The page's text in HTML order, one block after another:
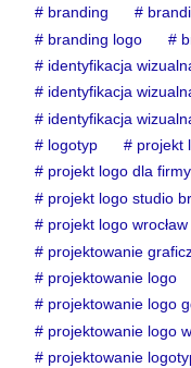
#branding #
#branding logo #
#identyfikacja
#identyfikacja
#identyfikacja
#logotyp #projekt
#projekt logo dla firmy
#projekt logo studio
#projekt logo wrocław
#projektowanie
#projektowanie logo
#projektowanie logo
#projektowanie logo
#projektowanie